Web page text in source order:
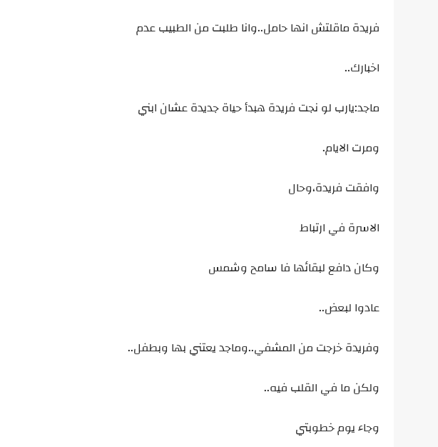
فريدة ماقلتش انها حامل..وانا طلبت من الطبيب عدم
اخبارك..
ماجد:يارب لو نجت فريدة هبدأ حياة جديدة عشان ابني
ومرت الايام.
وافقت فريدة،وحال
الاسرة في ارتباط
وكان دافع لبقائها فا سامح وشمس
عادوا لبعض..
وفريدة خرجت من المشفي..وماجد يعتني بها وبطفل..
ولكن ما في القلب فيه..
وجاء يوم خطوبتي